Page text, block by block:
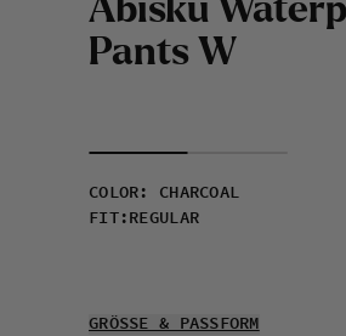
Abisku Waterp
Pants W
COLOR : CHARCOAL
FIT: REGULAR
GRÖSSE & PASSFORM